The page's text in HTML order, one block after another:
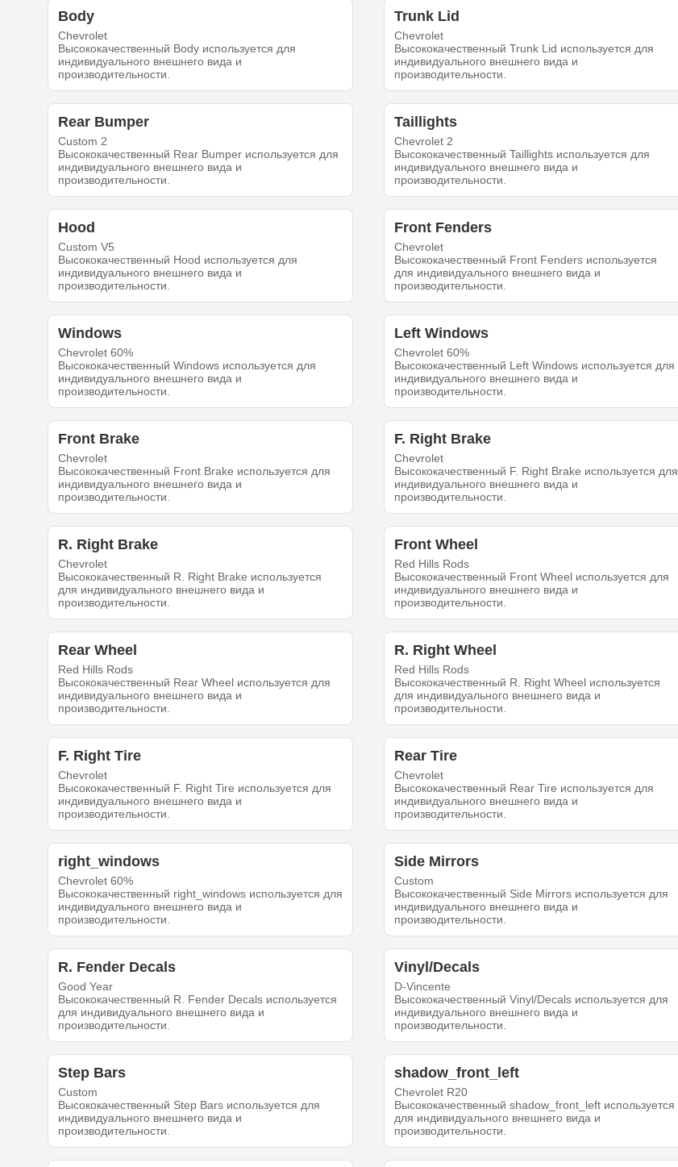
Body
Chevrolet
Высококачественный Body используется для
индивидуального внешнего вида и
производительности.
Trunk Lid
Chevrolet
Высококачественный Trunk Lid используется для
индивидуального внешнего вида и
производительности.
Rear Bumper
Custom 2
Высококачественный Rear Bumper используется для
индивидуального внешнего вида и
производительности.
Taillights
Chevrolet 2
Высококачественный Taillights используется для
индивидуального внешнего вида и
производительности.
Hood
Custom V5
Высококачественный Hood используется для
индивидуального внешнего вида и
производительности.
Front Fenders
Chevrolet
Высококачественный Front Fenders используется
для индивидуального внешнего вида и
производительности.
Windows
Chevrolet 60%
Высококачественный Windows используется для
индивидуального внешнего вида и
производительности.
Left Windows
Chevrolet 60%
Высококачественный Left Windows используется для
индивидуального внешнего вида и
производительности.
Front Brake
Chevrolet
Высококачественный Front Brake используется для
индивидуального внешнего вида и
производительности.
F. Right Brake
Chevrolet
Высококачественный F. Right Brake используется для
индивидуального внешнего вида и
производительности.
R. Right Brake
Chevrolet
Высококачественный R. Right Brake используется
для индивидуального внешнего вида и
производительности.
Front Wheel
Red Hills Rods
Высококачественный Front Wheel используется для
индивидуального внешнего вида и
производительности.
Rear Wheel
Red Hills Rods
Высококачественный Rear Wheel используется для
индивидуального внешнего вида и
производительности.
R. Right Wheel
Red Hills Rods
Высококачественный R. Right Wheel используется
для индивидуального внешнего вида и
производительности.
F. Right Tire
Chevrolet
Высококачественный F. Right Tire используется для
индивидуального внешнего вида и
производительности.
Rear Tire
Chevrolet
Высококачественный Rear Tire используется для
индивидуального внешнего вида и
производительности.
right_windows
Chevrolet 60%
Высококачественный right_windows используется для
индивидуального внешнего вида и
производительности.
Side Mirrors
Custom
Высококачественный Side Mirrors используется для
индивидуального внешнего вида и
производительности.
R. Fender Decals
Good Year
Высококачественный R. Fender Decals используется
для индивидуального внешнего вида и
производительности.
Vinyl/Decals
D-Vincente
Высококачественный Vinyl/Decals используется для
индивидуального внешнего вида и
производительности.
Step Bars
Custom
Высококачественный Step Bars используется для
индивидуального внешнего вида и
производительности.
shadow_front_left
Chevrolet R20
Высококачественный shadow_front_left используется
для индивидуального внешнего вида и
производительности.